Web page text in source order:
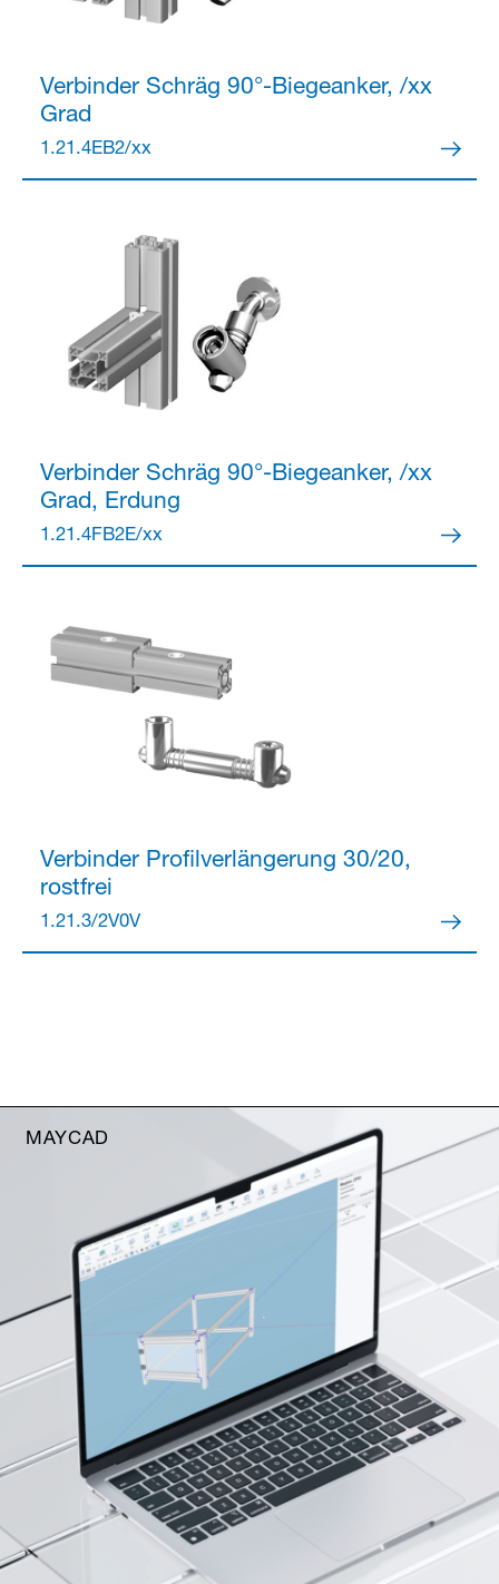
VerbinderSchräg 90°-Biegeanker, /xx
Grad
1.21.4EB2/xx
VerbinderSchräg 90°-Biegeanker, /xx
Grad, Erdung
1.21.4FB2E/xx
VerbinderProfilverlängerung 30/20,
rostfrei
1.21.3/2V0V
MAYCAD
Partner Login
Anmelden